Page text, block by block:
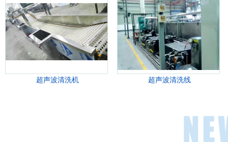
超声波清洗机 超声波清洗线